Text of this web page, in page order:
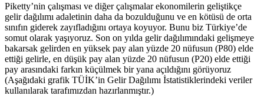
Piketty’nin çalışması ve diğer çalışmalar ekonomilerin geliştikçe
gelir dağılımı adaletinin daha da bozulduğunu ve en kötüsü de orta
sınıfın giderek zayıfladığını ortaya koyuyor. Bunu biz Türkiye’de
somut olarak yaşıyoruz. Son on yılda gelir dağılımındaki gelişmeye
bakarsak gelirden en yüksek pay alan yüzde 20 nüfusun (P80) elde
ettiği gelirle, en düşük pay alan yüzde 20 nüfusun (P20) elde ettiği
pay arasındaki farkın küçülmek bir yana açıldığını görüyoruz
(Aşağıdaki grafik TÜİK’in Gelir Dağılımı İstatistiklerindeki veriler
kullanılarak tarafımızdan hazırlanmıştır.)